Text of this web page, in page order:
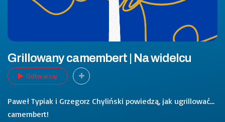
Grillowany camembert | Na widelcu
Odtwarzaj
Paweł Typiak i Grzegorz Chyliński powiedzą, jak ugrillować…
camembert!